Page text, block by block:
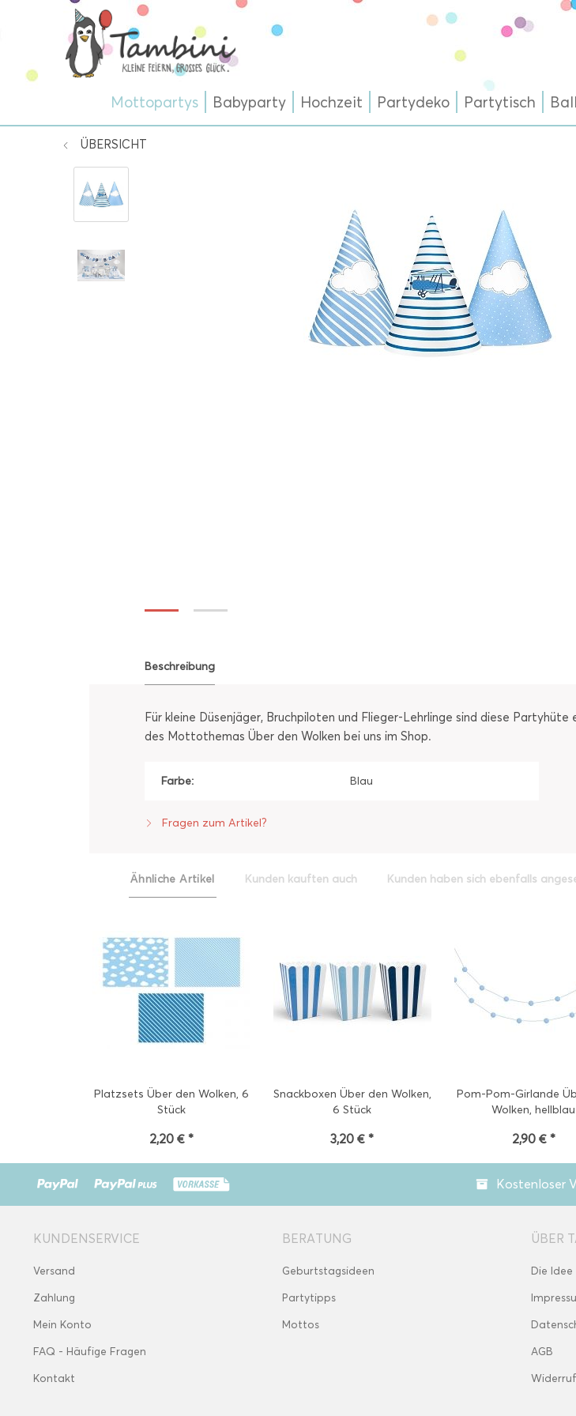
Mottopartys Babyparty Hochzeit Partydeko Partytisch
ÜBERSICHT
Beschreibung
Für kleine Düsenjäger, Bruchpiloten und Flieger-Lehrlinge sind diese
des Mottothemas Über den Wolken bei uns im Shop.
Farbe: Blau
Fragen zum Artikel?
Ähnliche Artikel Kunden kauften auch Kunden haben sich ebenfalls
Platzsets Über den Wolken, 6
Stück
2,20 € *
Snackboxen Über den Wolken,
6 Stück
3,20 € *
Pom-Pom-Girlande
Wolken, hellblau
2,90 € *
Kostenloser
KUNDENSERVICE
Versand
Zahlung
Mein Konto
FAQ - Häufige Fragen
Kontakt
BERATUNG
Geburtstagsideen
Partytipps
Mottos
ÜBER
Die Idee
AGB
Widerruf